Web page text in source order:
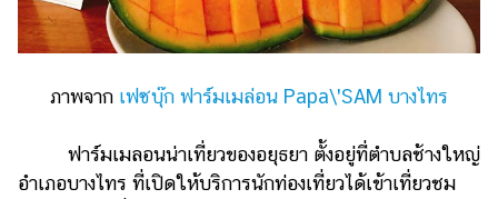
ภาพจาก เฟซบุ๊ก ฟาร์มเมล่อน Papa\'SAM บางไทร
ฟาร์มเมลอนน่าเที่ยวของอยุธยา ตั้งอยู่ที่ตำบลช้างใหญ่
อำเภอบางไทร ที่เปิดให้บริการนักท่องเที่ยวได้เข้าเที่ยวชม